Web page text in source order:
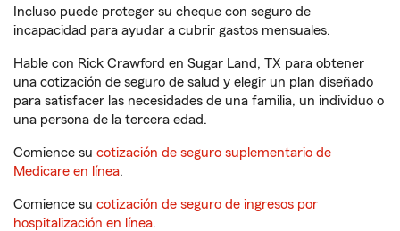
Incluso puede proteger su cheque con seguro de
incapacidad para ayudar a cubrir gastos mensuales.
Hable con Rick Crawford en Sugar Land, TX para obtener
una cotización de seguro de salud y elegir un plan diseñado
para satisfacer las necesidades de una familia, un individuo o
una persona de la tercera edad.
Comience su cotización de seguro suplementario de
Medicare en línea.
Comience su cotización de seguro de ingresos por
hospitalización en línea.